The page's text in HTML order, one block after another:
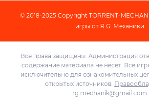
© 2018-2025 Copyright TORRENT-
игры от R.G. Механики
Все права защищены. Администрация
содержание материала не несет. Все
исключительно для ознакомительных
открытых источников.
rg.mechanik@gmail.com